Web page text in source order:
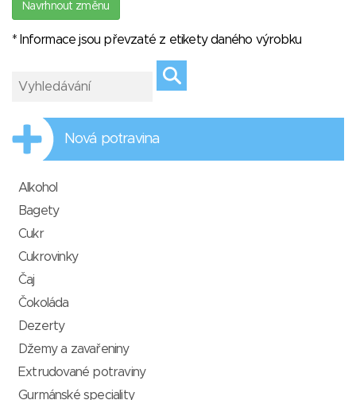
Navrhnout změnu
* Informace jsou převzaté z etikety daného výrobku
Nová potravina
Alkohol
Bagety
Cukr
Cukrovinky
Čaj
Čokoláda
Dezerty
Džemy a zavařeniny
Extrudované potraviny
Gurmánské speciality